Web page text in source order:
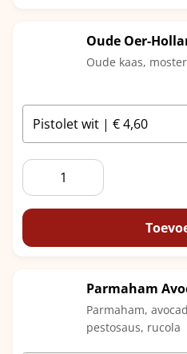
Oude Oer-
Oude kaas,
Oude
Oer-
Hollandse
aantal
Parmaham
Parmaham,
pestosaus, rucola